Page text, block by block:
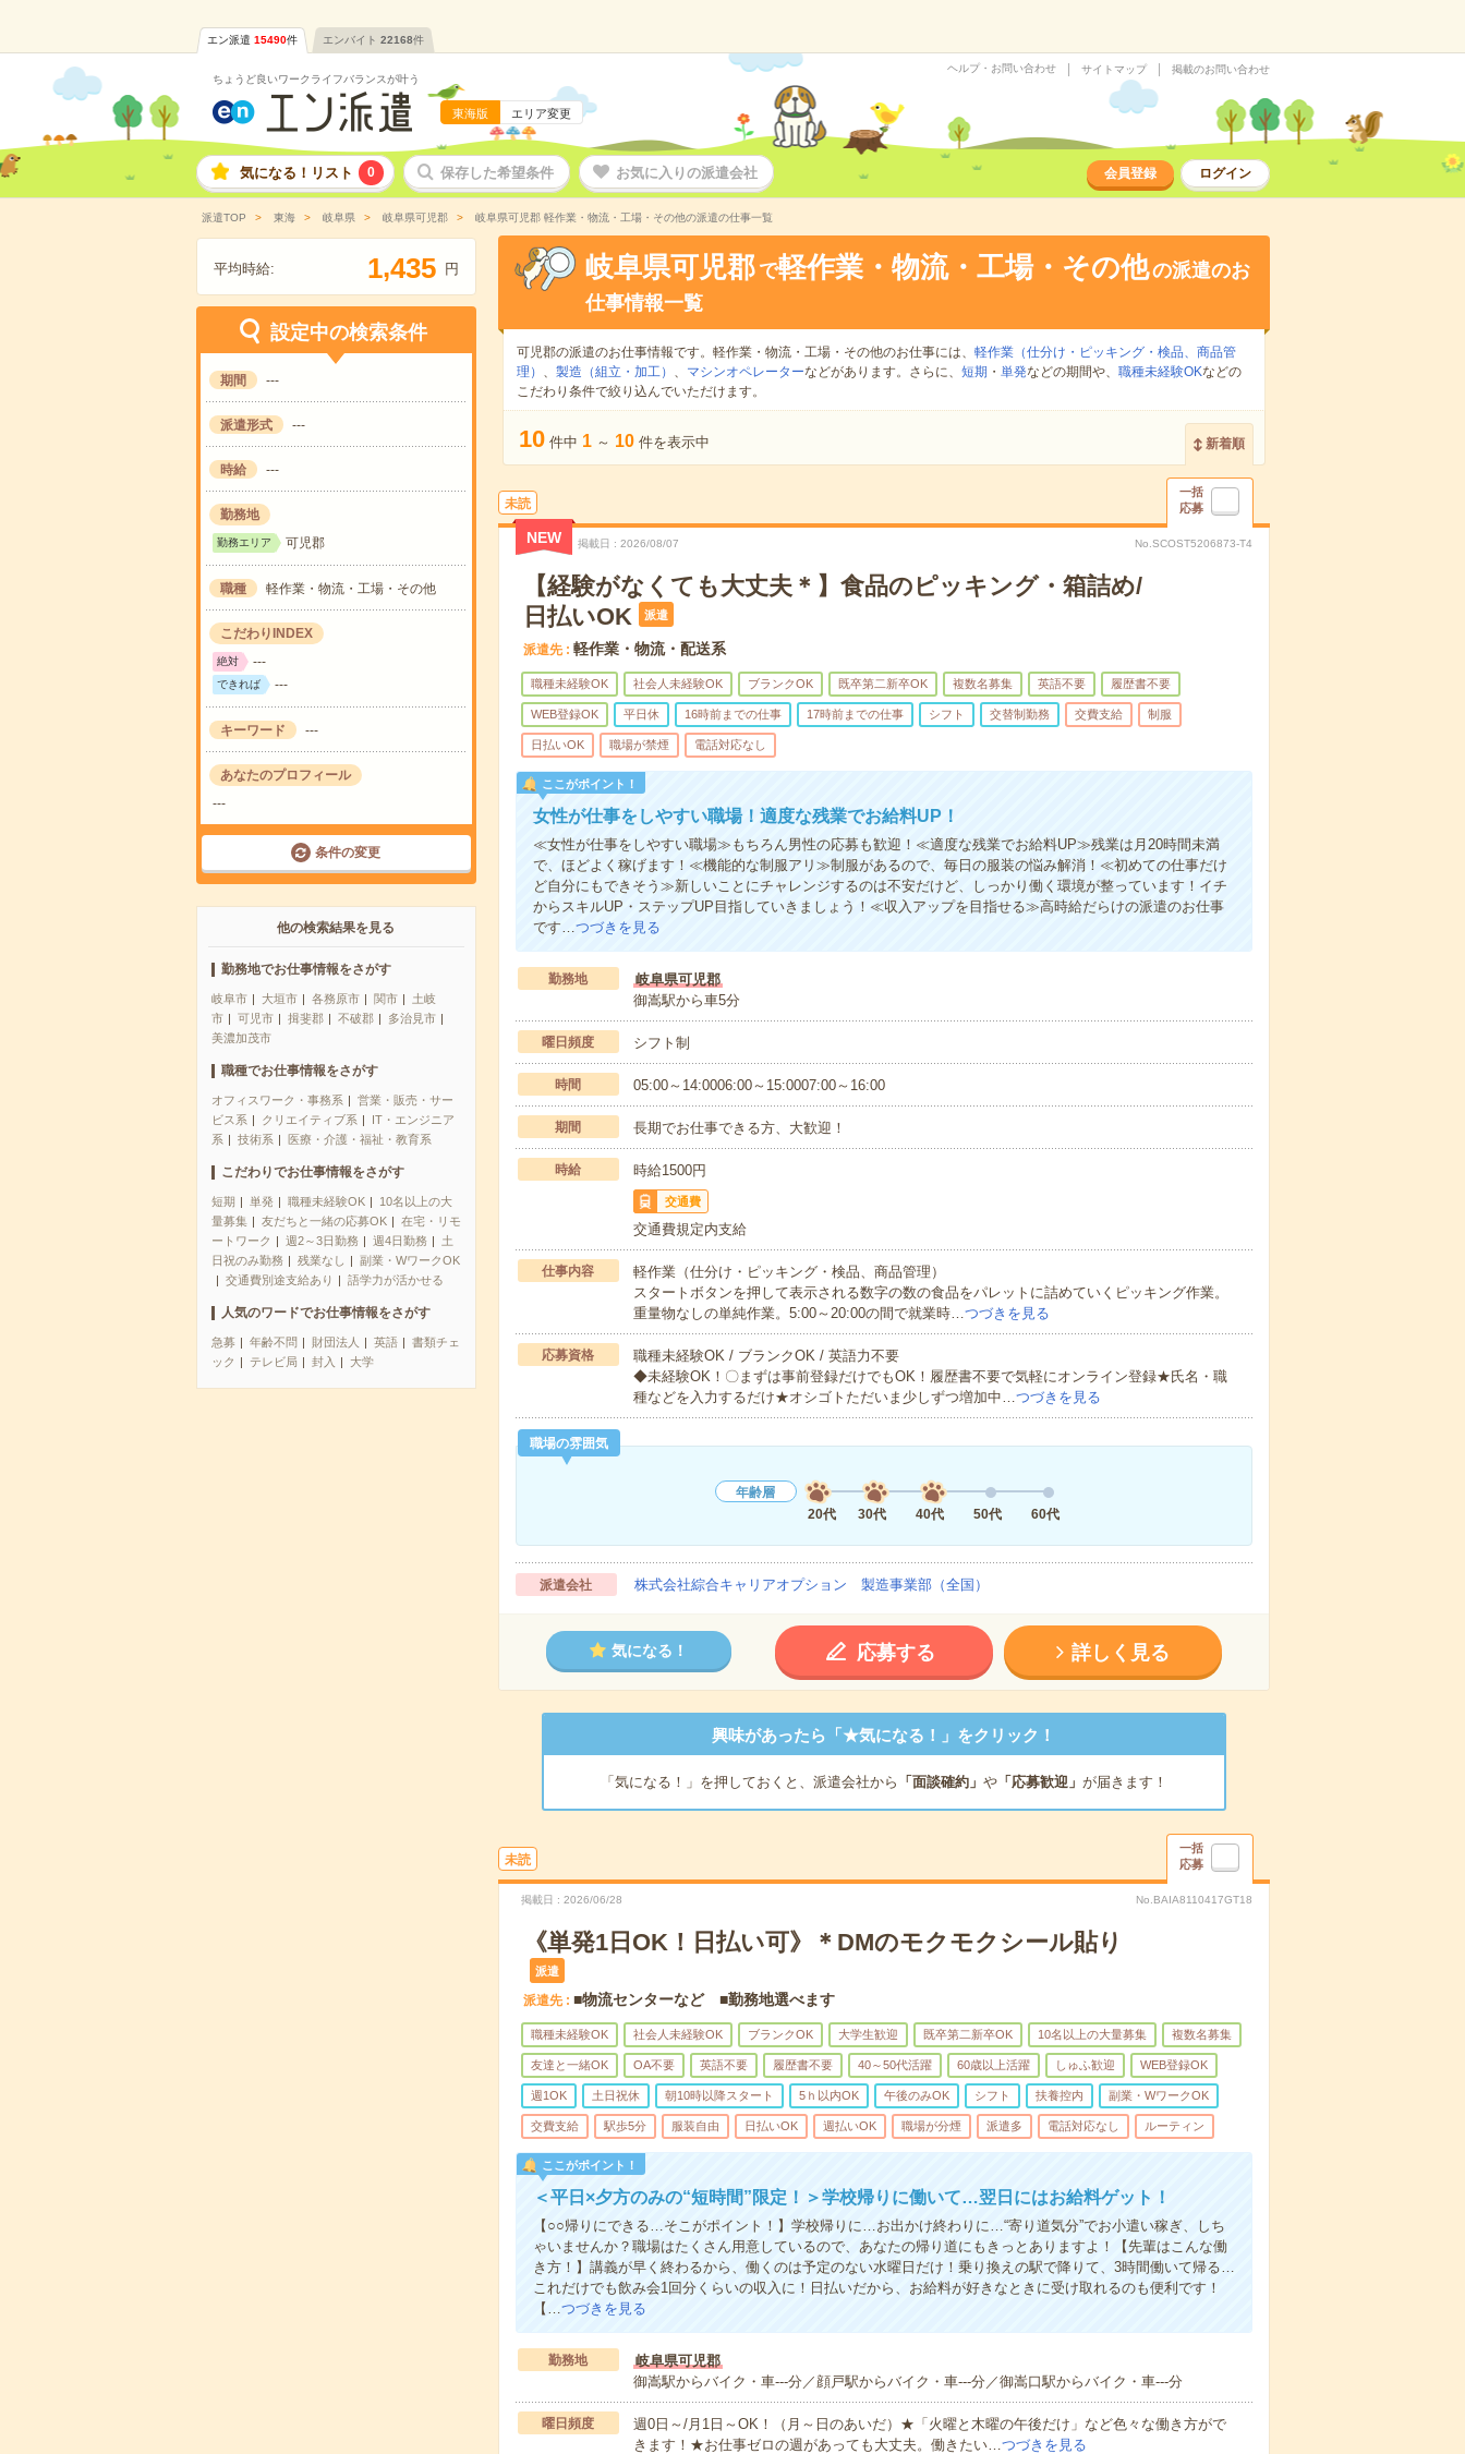
エン派遣 15490件 エンバイト 22168件
ちょうど良いワークライフバランスが叶う
東海版 エリア変更
ヘルプ・お問い合わせ サイトマップ 掲載のお問い合わせ
気になる！リスト 0 保存した希望条件 お気に入りの派遣会社 会員登録 ログイン
派遣TOP 東海 岐阜県 岐阜県可児郡 岐阜県可児郡 軽作業・物流・工場・その他の派遣の仕事一覧
平均時給: 1,435 円
設定中の検索条件
期間 ---
派遣形式 ---
時給 ---
勤務地
勤務エリア 可児郡
職種 軽作業・物流・工場・その他
こだわりINDEX
絶対 ---
できれば ---
キーワード ---
あなたのプロフィール
---
条件の変更
他の検索結果を見る
勤務地でお仕事情報をさがす
岐阜市 大垣市 各務原市 関市
土岐
市
可児市 揖斐郡 不破郡
多治見市
美濃加茂市
職種でお仕事情報をさがす
オフィスワーク・事務系
営業・販売・サー
ビス系
クリエイティブ系
IT・エンジニア
系
技術系 医療・介護・福祉・教育系
こだわりでお仕事情報をさがす
短期 単発 職種未経験OK
10名以上の大
量募集
友だちと一緒の応募OK
在宅・リモ
ートワーク
週2～3日勤務 週4日勤務
土
日祝のみ勤務
残業なし
副業・WワークOK
交通費別途支給あり
語学力が活かせる
人気のワードでお仕事情報をさがす
急募 年齢不問 財団法人 英語
書類チェ
ック
テレビ局 封入 大学
岐阜県可児郡 で軽作業・物流・工場・その他の派遣のお
仕事情報一覧
可児郡の派遣のお仕事情報です。軽作業・物流・工場・その他のお仕事には、 軽作業（仕分け・ピッキング・検品、商品管
理） 、 製造（組立・加工） 、 マシンオペレーターなどがあります。さらに、 短期 ・ 単発などの期間や、 職種未経験OKなどの
こだわり条件で絞り込んでいただけます。
10 件中 1 ～ 10 件を表示中 新着順
未読
一括
応募
NEW 掲載日 2026/08/07 No.SCOST5206873-T4
【経験がなくても大丈夫＊】食品のピッキング・箱詰め/
日払いOK
派遣
派遣先 軽作業・物流・配送系
職種未経験OK 社会人未経験OK ブランクOK 既卒第二新卒OK 複数名募集 英語不要 履歴書不要
WEB登録OK 平日休 16時前までの仕事 17時前までの仕事 シフト 交替制勤務 交費支給 制服
日払いOK 職場が禁煙 電話対応なし
ここがポイント！
女性が仕事をしやすい職場！適度な残業でお給料UP！
≪女性が仕事をしやすい職場≫もちろん男性の応募も歓迎！≪適度な残業でお給料UP≫残業は月20時間未満
で、ほどよく稼げます！≪機能的な制服アリ≫制服があるので、毎日の服装の悩み解消！≪初めての仕事だけ
ど自分にもできそう≫新しいことにチャレンジするのは不安だけど、しっかり働く環境が整っています！イチ
からスキルUP・ステップUP目指していきましょう！≪収入アップを目指せる≫高時給だらけの派遣のお仕事
です…つづきを見る
勤務地
岐阜県可児郡
御嵩駅から車5分
曜日頻度 シフト制
時間 05:00～14:0006:00～15:0007:00～16:00
期間 長期でお仕事できる方、大歓迎！
時給 時給1500円
交通費
交通費規定内支給
仕事内容
軽作業（仕分け・ピッキング・検品、商品管理）
スタートボタンを押して表示される数字の数の食品をパレットに詰めていくピッキング作業。
重量物なしの単純作業。5:00～20:00の間で就業時…つづきを見る
応募資格
職種未経験OK / ブランクOK / 英語力不要
◆未経験OK！〇まずは事前登録だけでもOK！履歴書不要で気軽にオンライン登録★氏名・職
種などを入力するだけ★オシゴトただいま少しずつ増加中…つづきを見る
職場の雰囲気
年齢層
20代
30代 40代 50代 60代
派遣会社 株式会社綜合キャリアオプション 製造事業部（全国）
気になる！ 応募する 詳しく見る
興味があったら「★気になる！」をクリック！
「気になる！」を押しておくと、派遣会社から 「面談確約」 や「応募歓迎」 が届きます！
未読
一括
応募
掲載日 2026/06/28 No.BAIA8110417GT18
《単発1日OK！日払い可》＊DMのモクモクシール貼り
派遣
派遣先 ■物流センターなど ■勤務地選べます
職種未経験OK 社会人未経験OK ブランクOK 大学生歓迎 既卒第二新卒OK 10名以上の大量募集 複数名募集
友達と一緒OK OA不要 英語不要 履歴書不要 40～50代活躍 60歳以上活躍 しゅふ歓迎 WEB登録OK
週1OK 土日祝休 朝10時以降スタート 5ｈ以内OK 午後のみOK シフト 扶養控内 副業・WワークOK
交費支給 駅歩5分 服装自由 日払いOK 週払いOK 職場が分煙 派遣多 電話対応なし ルーティン
ここがポイント！
＜平日×夕方のみの“短時間”限定！＞学校帰りに働いて…翌日にはお給料ゲット！
【○○帰りにできる…そこがポイント！】学校帰りに…お出かけ終わりに…“寄り道気分”でお小遣い稼ぎ、しち
ゃいませんか？職場はたくさん用意しているので、あなたの帰り道にもきっとありますよ！【先輩はこんな働
き方！】講義が早く終わるから、働くのは予定のない水曜日だけ！乗り換えの駅で降りて、3時間働いて帰る…
これだけでも飲み会1回分くらいの収入に！日払いだから、お給料が好きなときに受け取れるのも便利です！
【… つづきを見る
勤務地
岐阜県可児郡
御嵩駅からバイク・車---分／顔戸駅からバイク・車---分／御嵩口駅からバイク・車---分
曜日頻度
週0日～/月1日～OK！（月～日のあいだ）★「火曜と木曜の午後だけ」など色々な働き方がで
きます！★お仕事ゼロの週があっても大丈夫。働きたい… つづきを見る